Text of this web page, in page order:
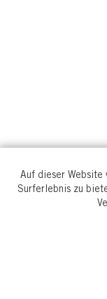
Auf dieser Website
Surferlebnis zu